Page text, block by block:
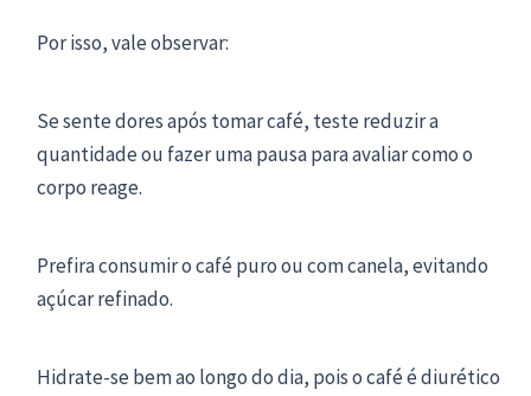
Por isso, vale observar:
Se sente dores após tomar café, teste reduzir a
quantidade ou fazer uma pausa para avaliar como o
corpo reage.
Prefira consumir o café puro ou com canela, evitando
açúcar refinado.
Hidrate-se bem ao longo do dia, pois o café é diurético